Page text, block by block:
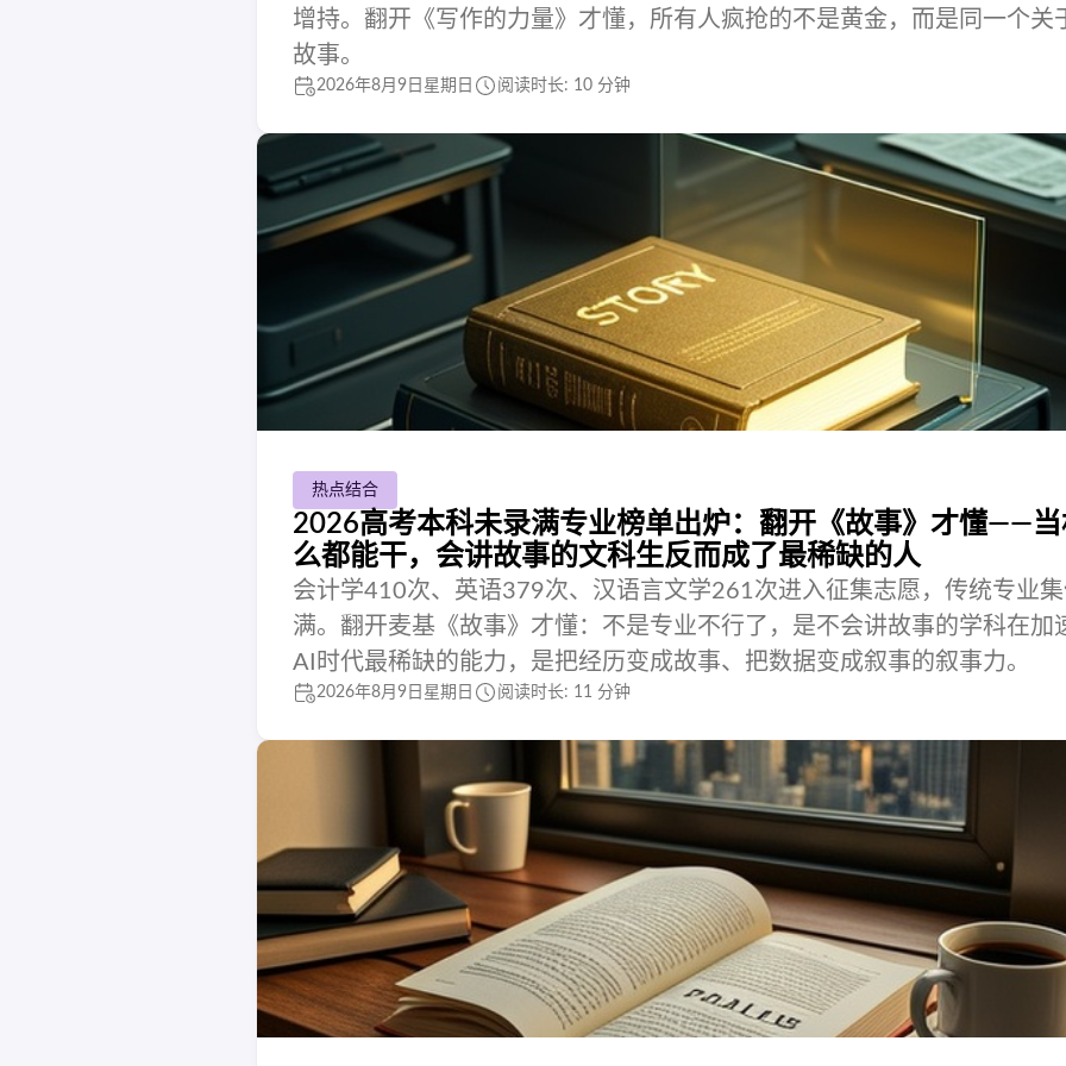
增持。翻开《写作的力量》才懂，所有人疯抢的不是黄金，而是同一个关
故事。
2026年8月9日星期日 阅读时长: 10 分钟
热点结合
2026高考本科未录满专业榜单出炉：翻开《故事》才懂——当
么都能干，会讲故事的文科生反而成了最稀缺的人
会计学410次、英语379次、汉语言文学261次进入征集志愿，传统专业
满。翻开麦基《故事》才懂：不是专业不行了，是不会讲故事的学科在加
AI时代最稀缺的能力，是把经历变成故事、把数据变成叙事的叙事力。
2026年8月9日星期日 阅读时长: 11 分钟